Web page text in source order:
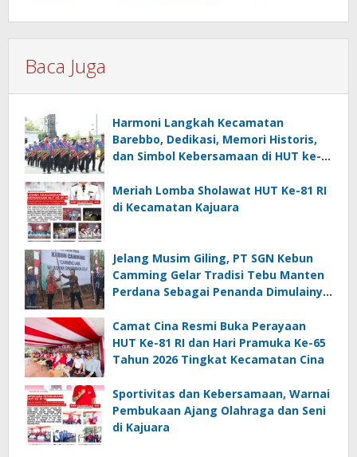
Baca Juga
Harmoni Langkah Kecamatan
Barebbo, Dedikasi, Memori Historis,
dan Simbol Kebersamaan di HUT ke-
Meriah Lomba Sholawat HUT Ke-81 RI
di Kecamatan Kajuara
Jelang Musim Giling, PT SGN Kebun
Camming Gelar Tradisi Tebu Manten
Perdana Sebagai Penanda Dimulainya
Camat Cina Resmi Buka Perayaan
HUT Ke-81 RI dan Hari Pramuka Ke-65
Tahun 2026 Tingkat Kecamatan Cina
Sportivitas dan Kebersamaan, Warnai
Pembukaan Ajang Olahraga dan Seni
di Kajuara